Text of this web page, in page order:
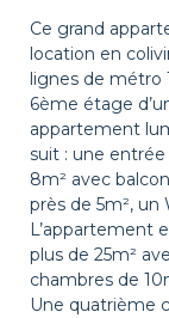
Cintres
Ce grand
location en
lignes de métro
6ème étage
appartement
suit : une entrée
8m² avec
près de 5m²,
L’appartement
plus de 25m²
chambres de
Une quatrième